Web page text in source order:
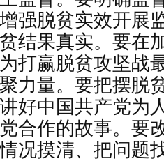
强脱贫实效开展
结果真实。要在
打赢脱贫攻坚战
力量。要把摆脱
好中国共产党为
合作的故事。要
况摸清、把问题